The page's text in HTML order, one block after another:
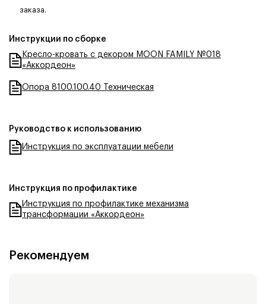
заказа.
Инструкции по сборке
Кресло-кровать с декором MOON FAMILY №018
«Аккордеон»
Опора 8100.100.40 Техническая
Руководство к использованию
Инструкция по эксплуатации мебели
Инструкция по профилактике
Инструкция по профилактике механизма
трансформации «Аккордеон»
Рекомендуем